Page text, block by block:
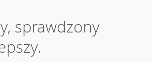
sprawdzony